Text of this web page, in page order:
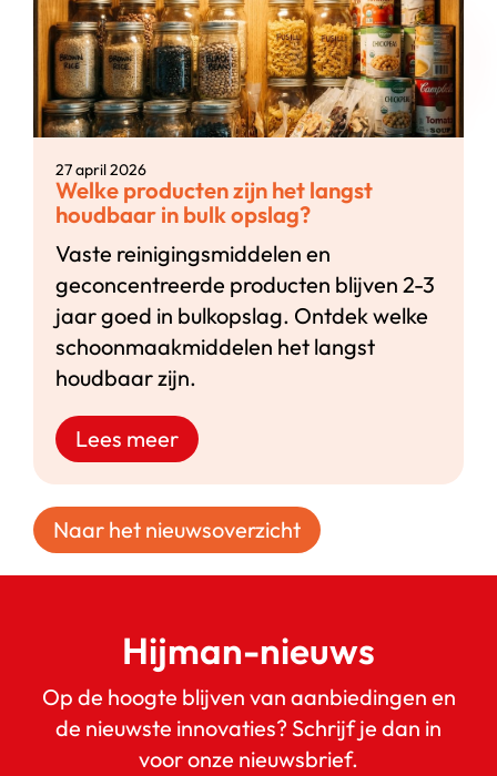
27 april 2026
Welke producten zijn het langst
houdbaar in bulk opslag?
Vaste reinigingsmiddelen en
geconcentreerde producten blijven 2-3
jaar goed in bulkopslag. Ontdek welke
schoonmaakmiddelen het langst
houdbaar zijn.
Lees meer
Naar het nieuwsoverzicht
Hijman-nieuws
Op de hoogte blijven van aanbiedingen en
de nieuwste innovaties? Schrijf je dan in
voor onze nieuwsbrief.